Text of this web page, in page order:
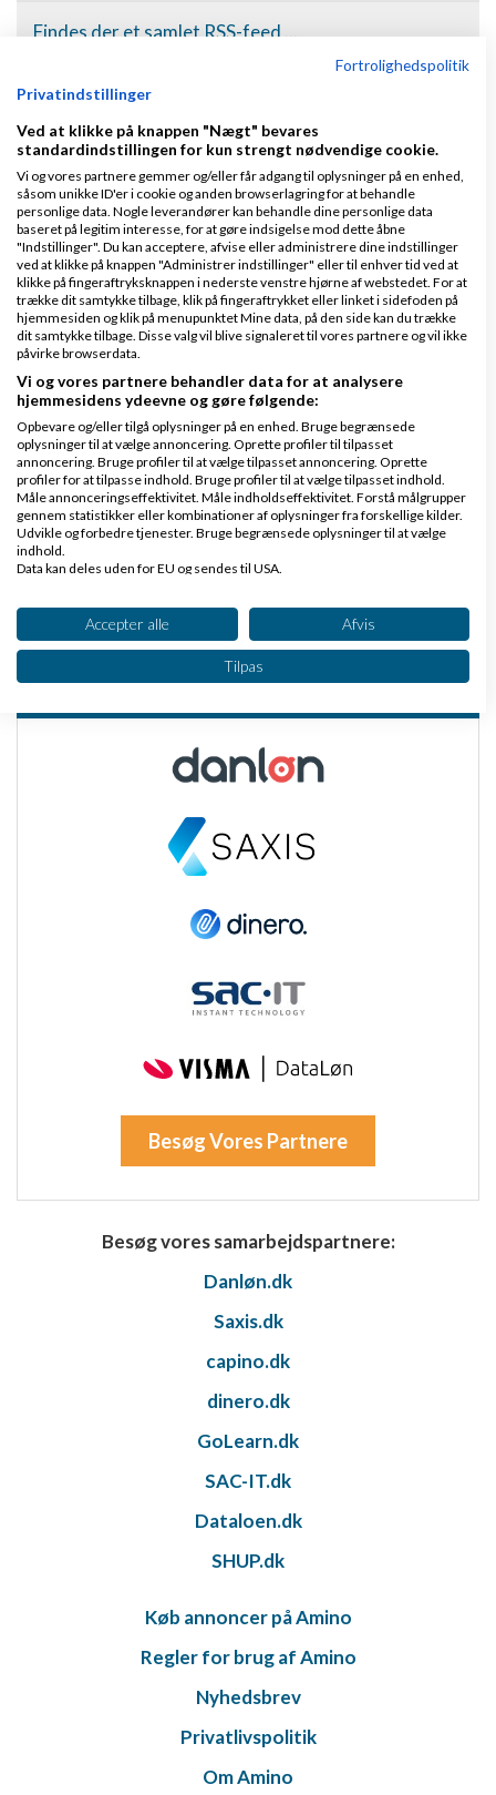
Findes der et samlet RSS-feed ...
Hvordan stemmer jeg på et deba...
Hvordan slår jeg e-mail-servic...
Hvordan får jeg et billede i m...
Hvordan laver jeg et link i mi...
Hvad er en relateret wiki?
Hvordan fjerner jeg emner fra ...
Hvordan fjerner jeg "Amino Sva...
Hvordan fjerner jeg folks sign...
Hvad er bump?
Hvor finder man tråde/debatter...
Besøg Vores Partnere
Besøg vores samarbejdspartnere:
Danløn.dk
Saxis.dk
capino.dk
dinero.dk
GoLearn.dk
SAC-IT.dk
Dataloen.dk
SHUP.dk
Køb annoncer på Amino
Regler for brug af Amino
Nyhedsbrev
Privatlivspolitik
Om Amino
Fortrolighedspolitik
Privatindstillinger
Ved at klikke på knappen "Nægt" bevares
standardindstillingen for kun strengt nødvendige cookie.
Vi og vores partnere gemmer og/eller får adgang til oplysninger på en enhed,
såsom unikke ID'er i cookie og anden browserlagring for at behandle
personlige data. Nogle leverandører kan behandle dine personlige data
baseret på legitim interesse, for at gøre indsigelse mod dette åbne
"Indstillinger". Du kan acceptere, afvise eller administrere dine indstillinger
ved at klikke på knappen "Administrer indstillinger" eller til enhver tid ved at
klikke på fingeraftryksknappen i nederste venstre hjørne af webstedet. For at
trække dit samtykke tilbage, klik på fingeraftrykket eller linket i sidefoden på
hjemmesiden og klik på menupunktet Mine data, på den side kan du trække
dit samtykke tilbage. Disse valg vil blive signaleret til vores partnere og vil ikke
påvirke browserdata.
Vi og vores partnere behandler data for at analysere
hjemmesidens ydeevne og gøre følgende:
Opbevare og/eller tilgå oplysninger på en enhed. Bruge begrænsede
oplysninger til at vælge annoncering. Oprette profiler til tilpasset
annoncering. Bruge profiler til at vælge tilpasset annoncering. Oprette
profiler for at tilpasse indhold. Bruge profiler til at vælge tilpasset indhold.
Måle annonceringseffektivitet. Måle indholdseffektivitet. Forstå målgrupper
gennem statistikker eller kombinationer af oplysninger fra forskellige kilder.
Udvikle og forbedre tjenester. Bruge begrænsede oplysninger til at vælge
indhold.
Data kan deles uden for EU og sendes til USA.
Se partnerliste (2 IAB-leverandører)
Vi bruger dine data til følgende formål:
IAB's behandlingsformål:
Opbevare og/eller tilgå oplysninger på en
Bruge begrænsede oplysninger til at vælge
Oprette profiler til tilpasset annoncering
Bruge profiler til at vælge tilpasset indhold
Forstå målgrupper gennem statistikker eller
kombinationer af oplysninger fra forskellige
anmodede oplysninger
Accepter alle Afvis
Tilpas